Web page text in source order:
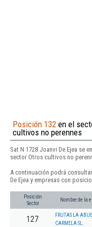
Posición 132 en el
cultivos no perennes
Sat N 1728 Joanvi De Ejea se
sector Otros cultivos no
A continuación podrá
De Ejea y empresas con
Posición
Sector
Nombre de la
127
FRUTAS LA
CARMELA SL.